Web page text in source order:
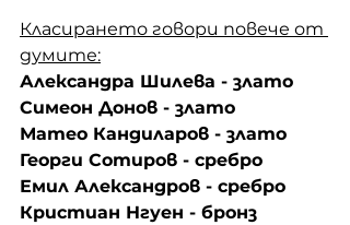
Класирането говори повече от
думите:
Александра Шилева - злато
Симеон Донов - злато
Матео Кандиларов - злато
Георги Сотиров - сребро
Емил Александров - сребро
Кристиан Нгуен - бронз